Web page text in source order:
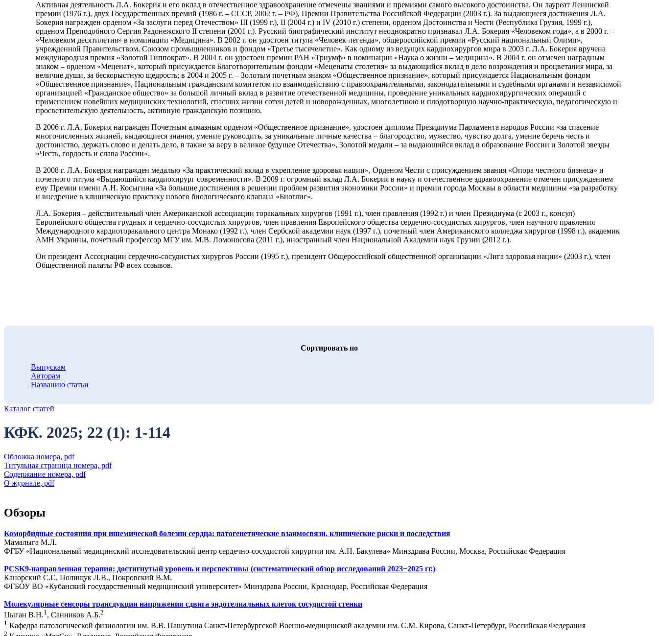
Активная деятельность Л.А. Бокерия и его вклад в отечественное здравоохранение отмечены званиями и премиями самого высокого достоинства. Он лауреат Ленинской
премии (1976 г.), двух Государственных премий (1986 г. – СССР, 2002 г. – РФ), Премии Правительства Российской Федерации (2003 г.). За выдающиеся достижения Л.А.
Бокерия награжден орденом «За заслуги перед Отечеством» III (1999 г.), II (2004 г.) и IV (2010 г.) степени, орденом Достоинства и Чести (Республика Грузия, 1999 г.),
орденом Преподобного Сергия Радонежского II степени (2001 г.). Русский биографический институт неоднократно признавал Л.А. Бокерия «Человеком года», а в 2000 г. –
«Человеком десятилетия» в номинации «Медицина». В 2002 г. он удостоен титула «Человек-легенда», общероссийской премии «Русский национальный Олимп»,
учрежденной Правительством, Союзом промышленников и фондом «Третье тысячелетие». Как одному из ведущих кардиохирургов мира в 2003 г. Л.А. Бокерия вручена
международная премия «Золотой Гиппократ». В 2004 г. он удостоен премии РАН «Триумф» в номинации «Наука о жизни – медицина». В 2004 г. он отмечен наградным
знаком – орденом «Меценат», который присуждается Благотворительным фондом «Меценаты столетия» за выдающийся вклад в дело возрождения и процветания мира, за
величие души, за бескорыстную щедрость; в 2004 и 2005 г. – Золотым почетным знаком «Общественное признание», который присуждается Национальным фондом
«Общественное признание», Национальным гражданским комитетом по взаимодействию с правоохранительными, законодательными и судебными органами и независимой
организацией «Гражданское общество» за большой личный вклад в развитие отечественной медицины, проведение уникальных кардиохирургических операций с
применением новейших медицинских технологий, спасших жизни сотен детей и новорожденных, многолетнюю и плодотворную научно-практическую, педагогическую и
просветительскую деятельность, активную гражданскую позицию.
В 2006 г. Л.А. Бокерия награжден Почетным алмазным орденом «Общественное признание», удостоен диплома Президиума Парламента народов России «за спасение
многочисленных жизней, выдающиеся знания, умение руководить, за уникальные личные качества – благородство, мужество, чувство долга, умение беречь честь и
достоинство, держать слово и делать дело, в также за веру в великое будущее Отечества», Золотой медали – за выдающийся вклад в образование России и Золотой звезды
«Честь, гордость и слава России».
В 2008 г. Л.А. Бокерия награжден медалью «За практический вклад в укрепление здоровья нации», Орденом Чести с присуждением звания «Опора честного бизнеса» и
почетного титула «Выдающийся кардиохирург современности». В 2009 г. огромный вклад Л.А. Бокерия в науку и отечественное здравоохранение отмечен присуждением
ему Премии имени А.Н. Косыгина «За большие достижения в решении проблем развития экономики России» и премии города Москвы в области медицины «за разработку
и внедрение в клиническую практику нового биологического клапана «Биоглис».
Л.А. Бокерия – действительный член Американской ассоциации торакальных хирургов (1991 г.), член правления (1992 г.) и член Президиума (с 2003 г., консул)
Европейского общества грудных и сердечно-сосудистых хирургов, член правления Европейского общества сердечно-сосудистых хирургов, член научного правления
Международного кардиоторакального центра Монако (1992 г.), член Сербской академии наук (1997 г.), почетный член Американского колледжа хирургов (1998 г.), академик
АМН Украины, почетный профессор МГУ им. М.В. Ломоносова (2011 г.), иностранный член Национальной Академии наук Грузии (2012 г.).
Он президент Ассоциации сердечно-сосудистых хирургов России (1995 г.), президент Общероссийской общественной организации «Лига здоровья нации» (2003 г.), член
Общественной палаты РФ всех созывов.
Cортировать по
Выпускам
Авторам
Названию статьи
Каталог статей
КФК. 2025; 22 (1): 1-114
Обложка номера, pdf
Титульная страница номера, pdf
Содержание номера, pdf
О журнале, pdf
Обзоры
Коморбидные состояния при ишемической болезни сердца: патогенетические взаимосвязи, клинические риски и последствия
Мамалыга М.Л.
ФГБУ «Национальный медицинский исследовательский центр сердечно-сосудистой хирургии им. А.Н. Бакулева» Минздрава России, Москва, Российская Федерация
PCSK9-направленная терапия: достигнутый уровень и перспективы (систематический обзор исследований 2023−2025 гг.)
Канорский С.Г., Полищук Л.В., Покровский В.М.
ФГБОУ ВО «Кубанский государственный медицинский университет» Минздрава России, Краснодар, Российская Федерация
Молекулярные сенсоры трансдукции напряжения сдвига эндотелиальных клеток сосудистой стенки
Цыган В.Н.1 , Санников А.Б.2
1 Кафедра патологической физиологии им. В.В. Пашутина Санкт-Петербургской Военно-медицинской академии им. С.М. Кирова, Санкт-Петербург, Российская Федерация
2